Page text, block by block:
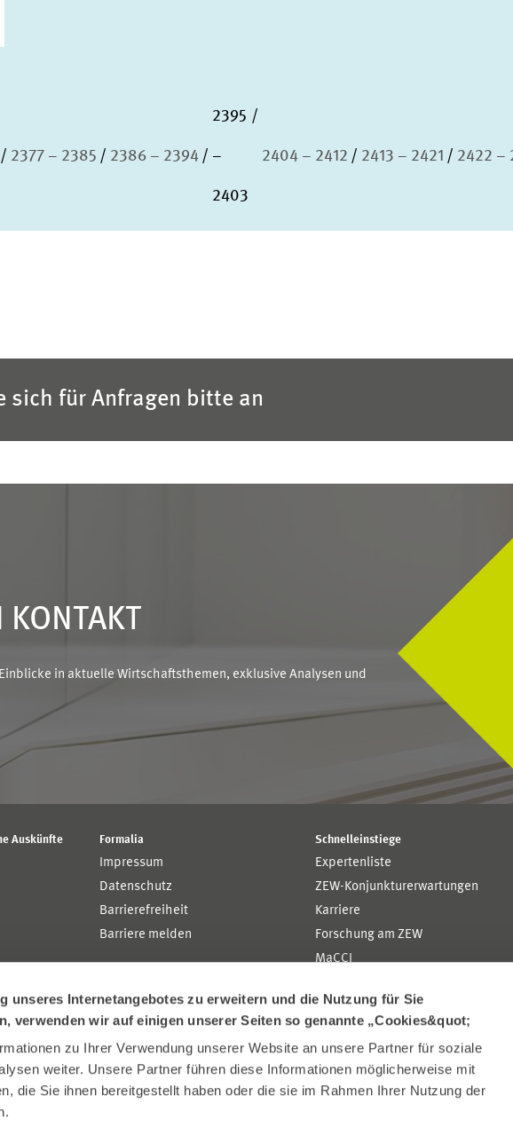
unseres Internetangebotes zu erweitern und die Nutzung für Sie
verwenden wir auf einigen unserer Seiten so genannte „Cookies&quot;
zu Ihrer Verwendung unserer Website an unsere Partner für soziale
weiter. Unsere Partner führen diese Informationen möglicherweise mit
die Sie ihnen bereitgestellt haben oder die sie im Rahmen Ihrer Nutzung der
2377 – 2385 2386 – 2394
2395
–
2403
2404 – 2412 2413 – 2421 2422 –
sich für Anfragen bitte an
in aktuelle Wirtschaftsthemen, exklusive Analysen und
Auskünfte
Formalia
Impressum
Datenschutz
Barrierefreiheit
Barriere melden
Schnelleinstiege
Expertenliste
ZEW-Konjunkturerwartungen
Karriere
Forschung am ZEW
MaCCI